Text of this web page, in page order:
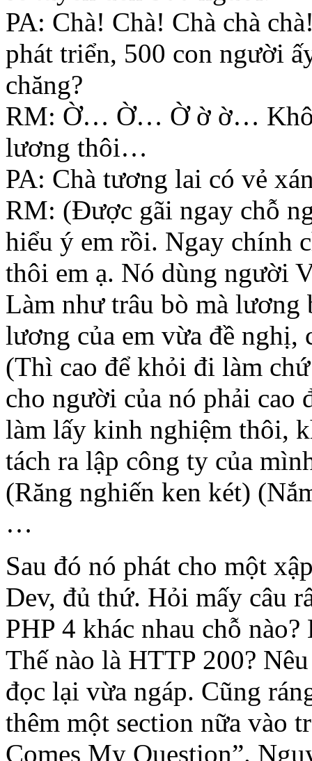
PA: Chà! Chà! Chà chà
phát triển, 500 con người
chăng?
RM: Ờ… Ờ… Ờ ờ ờ…
lương thôi…
PA: Chà tương lai có vẻ
RM: (Được gãi ngay chỗ
hiểu ý em rồi. Ngay chính
thôi em ạ. Nó dùng người
Làm như trâu bò mà lương
lương của em vừa đề nghị,
(Thì cao để khỏi đi làm
cho người của nó phải cao
làm lấy kinh nghiệm thôi,
tách ra lập công ty của
(Răng nghiến ken két)
…
Sau đó nó phát cho một
Dev, đủ thứ. Hỏi mấy câu
PHP 4 khác nhau chỗ
Thế nào là HTTP 200?
đọc lại vừa ngáp. Cũng
thêm một section nữa vào
Comes My Question”.